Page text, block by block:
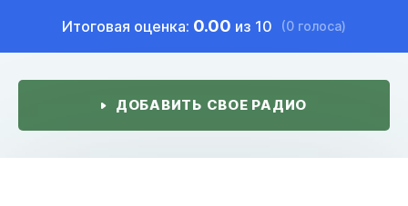
Итоговая оценка: 0.00 из 10 (0 голоса)
ДОБАВИТЬ СВОЕ РАДИО